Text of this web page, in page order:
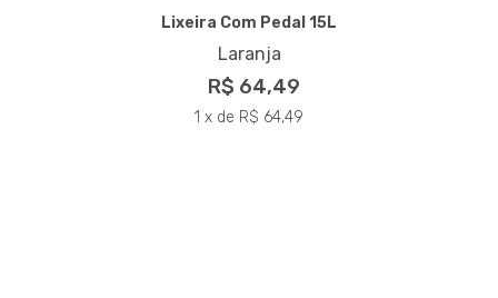
Lixeira Com Pedal 15L
Laranja
R$ 64,49
1 x de R$ 64,49